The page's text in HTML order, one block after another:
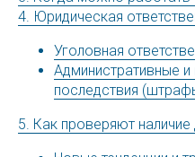
4. Юридическая
Уголовная
Административные
последствия
5. Как проверяют